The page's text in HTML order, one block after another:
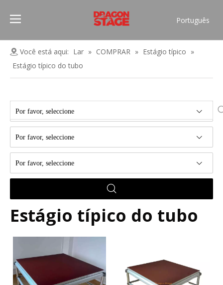
Português
Español
العربية
Você está aqui: Lar » COMPRAR » Estágio típico »
Estágio típico do tubo
Por favor, seleccione
Por favor, seleccione
Por favor, seleccione
Estágio típico do tubo